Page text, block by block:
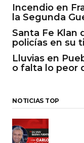
Incendio en
la Segunda
Santa Fe Klan
policías en su
Lluvias en
o falta lo peor
NOTICIAS TOP